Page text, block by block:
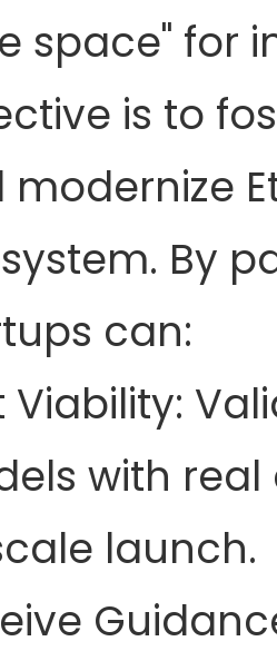
space" for
is to
modernize
By
can:
Viability:
with
launch.